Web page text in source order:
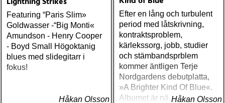
Featuring “Paris Slim»
Goldwasser -“Big Monti«
Amundson - Henry Cooper
- Boyd Small Högoktanig
blues med slidegitarr i
fokus!
Håkan Olsson
Efter en lång och turbulent
period med låtskrivning,
kontraktsproblem,
kärlekssorg, jobb, studier
och stämbandsprblem
kommer äntligen Terje
Nordgardens debutplatta,
»A Brighter Kind Of Blue«.
Albumet är nära, enkelt och
Håkan Olsson